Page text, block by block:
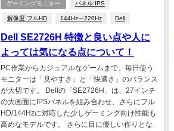
ゲーミングモニター パネル:IPS
解像度:フルHD 144Hz～220Hz Dell
Dell SE2726H 特徴と良い点や人に
よっては気になる点について！
PC作業からカジュアルなゲームまで、毎日使う
モニターは「見やすさ」と「快適さ」のバランス
が大切です。 Dellの「SE2726H」は、27インチ
の大画面にIPSパネルを組み合わせ、さらにフル
HD/144Hzに対応した少しゲーミング向け性能も
高めなモデルです。 さらに目に優しい作りとな